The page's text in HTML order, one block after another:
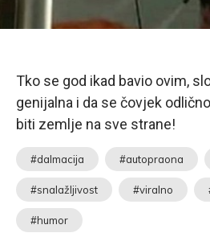
Tko se god ikad bavio ovim,
genijalna i da se čovjek
biti zemlje na sve strane!
#dalmacija #autopraona
#snalažljivost #viralno
#humor